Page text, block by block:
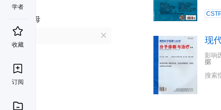
学者
收藏
订阅
首字母
现
影响
据
搜索